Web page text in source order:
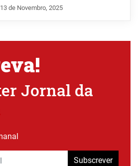
13 de Novembro, 2025
Jornal da
Subscrever